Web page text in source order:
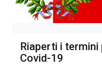
Riaperti i termini
Covid-19